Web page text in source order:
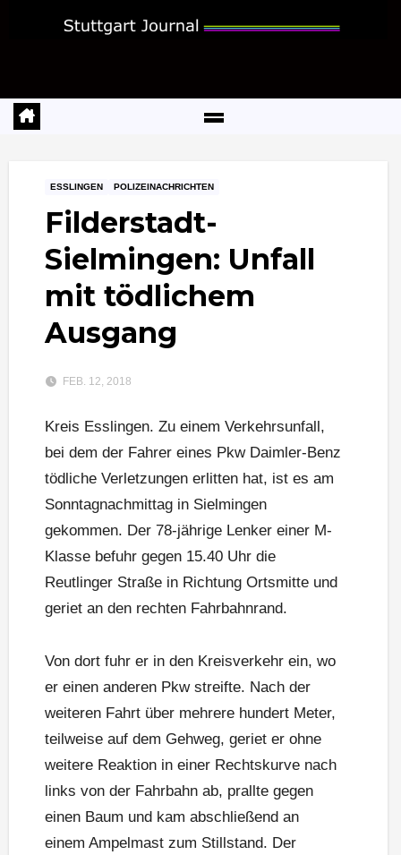
ESSLINGEN POLIZEINACHRICHTEN
Filderstadt-
Sielmingen: Unfall
mit tödlichem
Ausgang
FEB. 12, 2018
Kreis Esslingen. Zu einem Verkehrsunfall,
bei dem der Fahrer eines Pkw Daimler-Benz
tödliche Verletzungen erlitten hat, ist es am
Sonntagnachmittag in Sielmingen
gekommen. Der 78-jährige Lenker einer M-
Klasse befuhr gegen 15.40 Uhr die
Reutlinger Straße in Richtung Ortsmitte und
geriet an den rechten Fahrbahnrand.
Von dort fuhr er in den Kreisverkehr ein, wo
er einen anderen Pkw streifte. Nach der
weiteren Fahrt über mehrere hundert Meter,
teilweise auf dem Gehweg, geriet er ohne
weitere Reaktion in einer Rechtskurve nach
links von der Fahrbahn ab, prallte gegen
einen Baum und kam abschließend an
einem Ampelmast zum Stillstand. Der